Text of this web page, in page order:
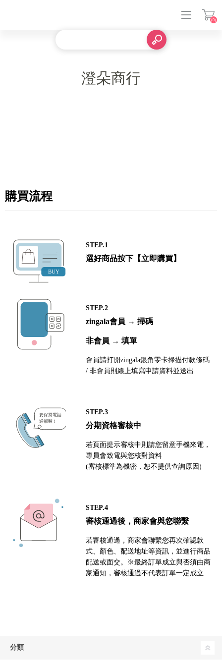
(0)
澄朵商行
購買流程
STEP.1
選好商品按下【立即購買】
STEP.2
zingala會員 → 掃碼
非會員 → 填單
會員請打開zingala銀角零卡掃描付款條碼
/ 非會員則線上填寫申請資料並送出
STEP.3
分期資格審核中
若頁面提示審核中則請您留意手機來電，
專員會致電與您核對資料
(審核標準為機密，恕不提供查詢原因)
STEP.4
審核通過後，商家會與您聯繫
若審核通過，商家會聯繫您再次確認款
式、顏色、配送地址等資訊，並進行商品
配送或面交。※最終訂單成立與否須由商
家通知，審核通過不代表訂單一定成立
分類